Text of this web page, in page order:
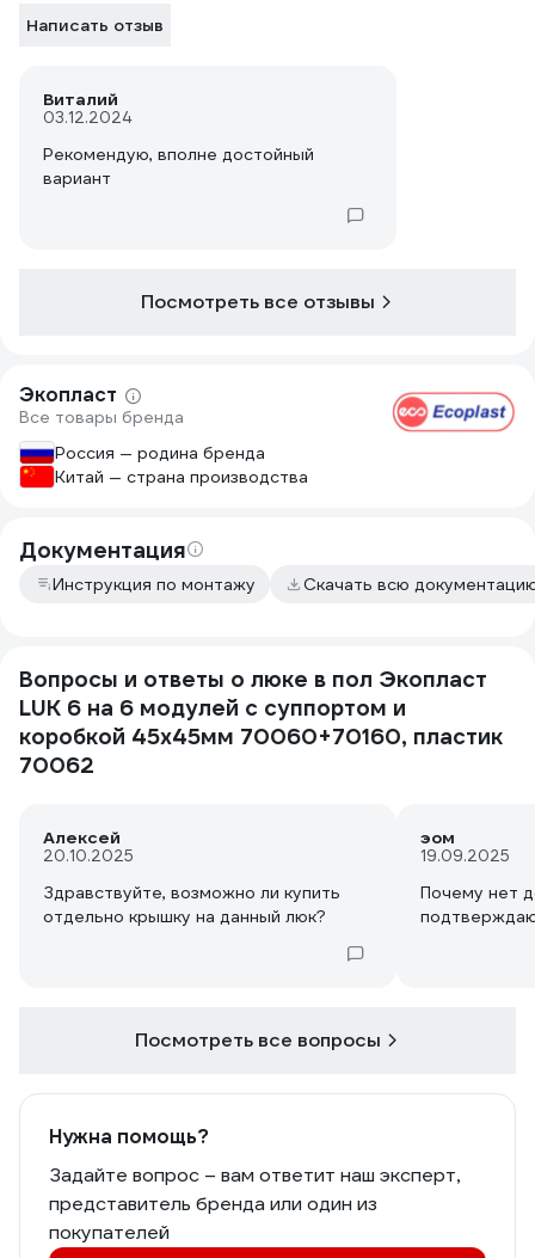
Написать отзыв
Виталий
03.12.2024
Рекомендую, вполне достойный
вариант
Посмотреть все отзывы
Экопласт
Все товары бренда
Россия — родина бренда
Китай — страна производства
Документация
Инструкция по монтажу Скачать всю
Вопросы и ответы о люке в пол Экопласт
LUK 6 на 6 модулей с суппортом и
коробкой 45х45мм 70060+70160, пластик
70062
Алексей
20.10.2025
Здравствуйте, возможно ли купить
отдельно крышку на данный люк?
эом
19.09.2025
Почему нет
Посмотреть все вопросы
Нужна помощь?
Задайте вопрос – вам ответит наш эксперт,
представитель бренда или один из
покупателей